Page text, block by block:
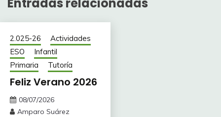
Entradas relacionadas
2.025-26
Actividades
ESO
Infantil
Primaria
Tutoría
Feliz Verano 2026
08/07/2026
Amparo Suárez